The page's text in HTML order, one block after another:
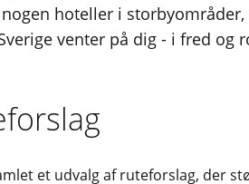
hoteller i
venter på dig - i fred og
et udvalg af ruteforslag, der